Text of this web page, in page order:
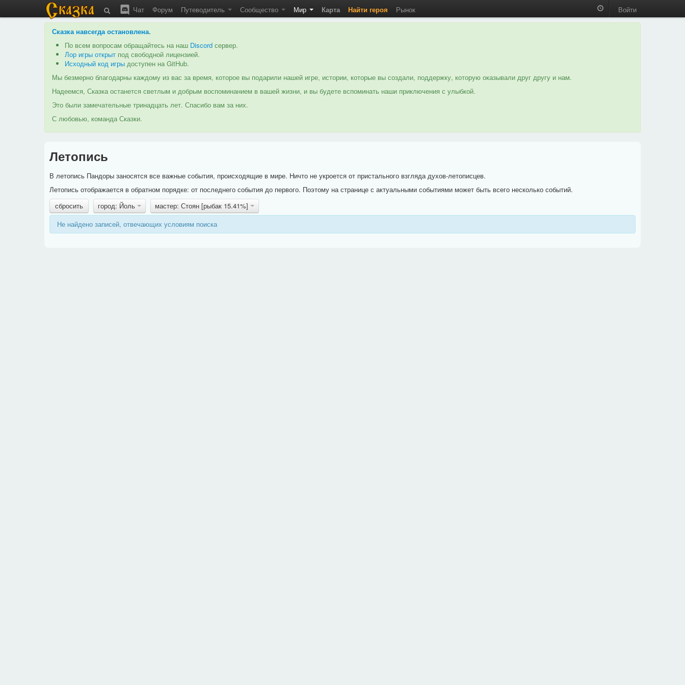
Чат Форум Путеводитель Сообщество Мир Карта Найти героя Рынок Войти
Сказка навсегда остановлена.
По всем вопросам обращайтесь на наш Discord сервер.
Лор игры открыт под свободной лицензией.
Исходный код игры доступен на GitHub.
Мы безмерно благодарны каждому из вас за время, которое вы подарили нашей игре, истории, которые вы создали, поддержку, которую оказывали друг другу и нам.
Надеемся, Сказка останется светлым и добрым воспоминанием в вашей жизни, и вы будете вспоминать наши приключения с улыбкой.
Это были замечательные тринадцать лет. Спасибо вам за них.
С любовью, команда Сказки.
Летопись
В летопись Пандоры заносятся все важные события, происходящие в мире. Ничто не укроется от пристального взгляда духов-летописцев.
Летопись отображается в обратном порядке: от последнего события до первого. Поэтому на странице с актуальными событиями может быть всего несколько событий.
сбросить
город: Йоль
мастер: Стоян [рыбак 15.41%]
Не найдено записей, отвечающих условиям поиска